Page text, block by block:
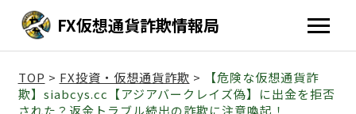
FX仮想通貨詐欺情報局
TOP > FX投資・仮想通貨詐欺 >
【危険な仮想通貨詐
欺】siabcys.cc【アジアバークレイズ偽】に出金を拒否
された？返金トラブル続出の詐欺に注意喚起！